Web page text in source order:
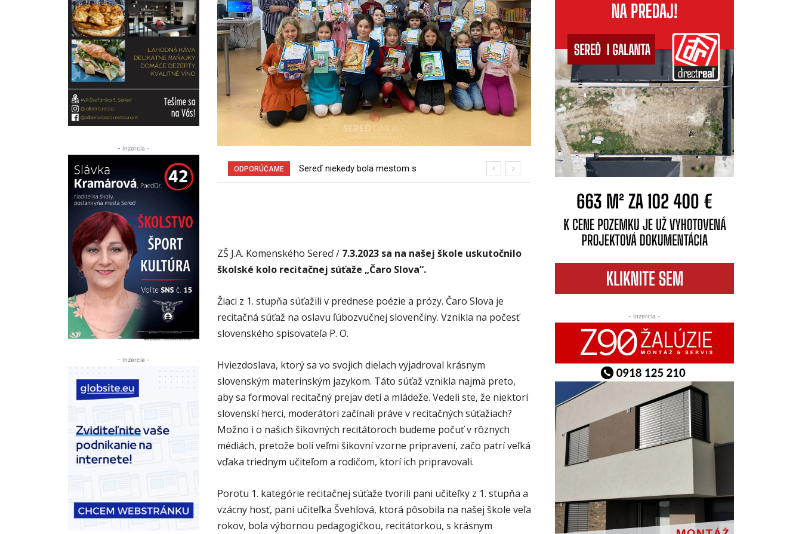
- Inzercia -
- Inzercia -
ODPORÚČAME
Pri venčení na Jesenského ulici mal
ZŠ J.A. Komenského Sereď / 7.3.2023 sa na našej škole uskutočnilo
školské kolo recitačnej súťaže „Čaro Slova“.
Žiaci z 1. stupňa súťažili v prednese poézie a prózy. Čaro Slova je
recitačná súťaž na oslavu ľúbozvučnej slovenčiny. Vznikla na počesť
slovenského spisovateľa P. O.
Hviezdoslava, ktorý sa vo svojich dielach vyjadroval krásnym
slovenským materinským jazykom. Táto súťaž vznikla najmä preto,
aby sa formoval recitačný prejav detí a mládeže. Vedeli ste, že niektorí
slovenskí herci, moderátori začínali práve v recitačných súťažiach?
Možno i o našich šikovných recitátoroch budeme počuť v rôznych
médiách, pretože boli veľmi šikovní vzorne pripravení, začo patrí veľká
vďaka triednym učiteľom a rodičom, ktorí ich pripravovali.
Porotu 1. kategórie recitačnej súťaže tvorili pani učiteľky z 1. stupňa a
vzácny hosť, pani učiteľka Švehlová, ktorá pôsobila na našej škole veľa
rokov, bola výbornou pedagogičkou, recitátorkou, s krásnym
- Inzercia -